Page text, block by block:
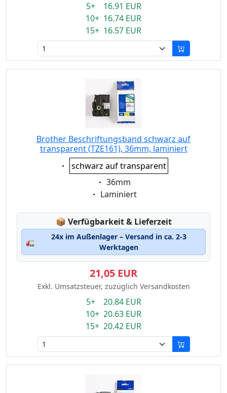
5+ 16.91 EUR
10+ 16.74 EUR
15+ 16.57 EUR
Brother Beschriftungsband schwarz auf
transparent (TZE161), 36mm, laminiert
Eigenschaft:
schwarz auf transparent
Eigenschaft:
36mm
Eigenschaft:
Laminiert
📦 Lagerstatus:
Verfügbarkeit & Lieferzeit
🚛
24x im Außenlager – Versand in ca. 2-3
Werktagen
21,05 EUR
Exkl. Umsatzsteuer, zuzüglich Versandkosten
5+ 20.84 EUR
10+ 20.63 EUR
15+ 20.42 EUR